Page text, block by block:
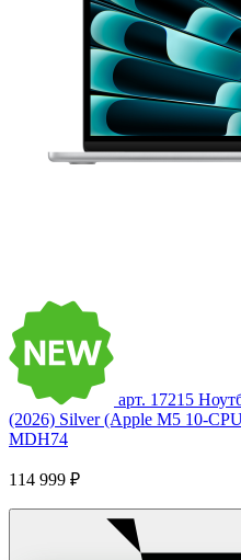
арт. 17215
(2026) Silver (Apple M5 10-
MDH74
114 999 ₽